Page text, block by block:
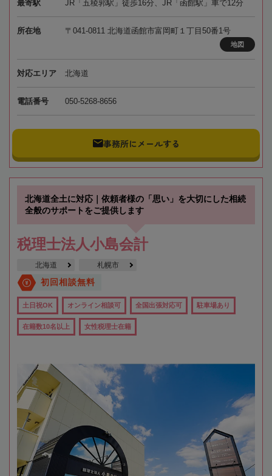
最寄駅 JR「五稜郭駅」徒歩16分、JR「函館駅」車で12分
所在地 〒041-0811 北海道函館市富岡町１丁目50番1号
地図
対応エリア 北海道
電話番号 050-5268-8656
事務所にメールする
北海道全土に対応｜依頼者様の「思い」を大切にした相続
全般のサポートをご提供します
税理士法人小島会計
北海道 札幌市
初回相談無料
土日祝OK オンライン相談可 全国出張対応可 駐車場あり
在籍数10名以上 女性税理士在籍